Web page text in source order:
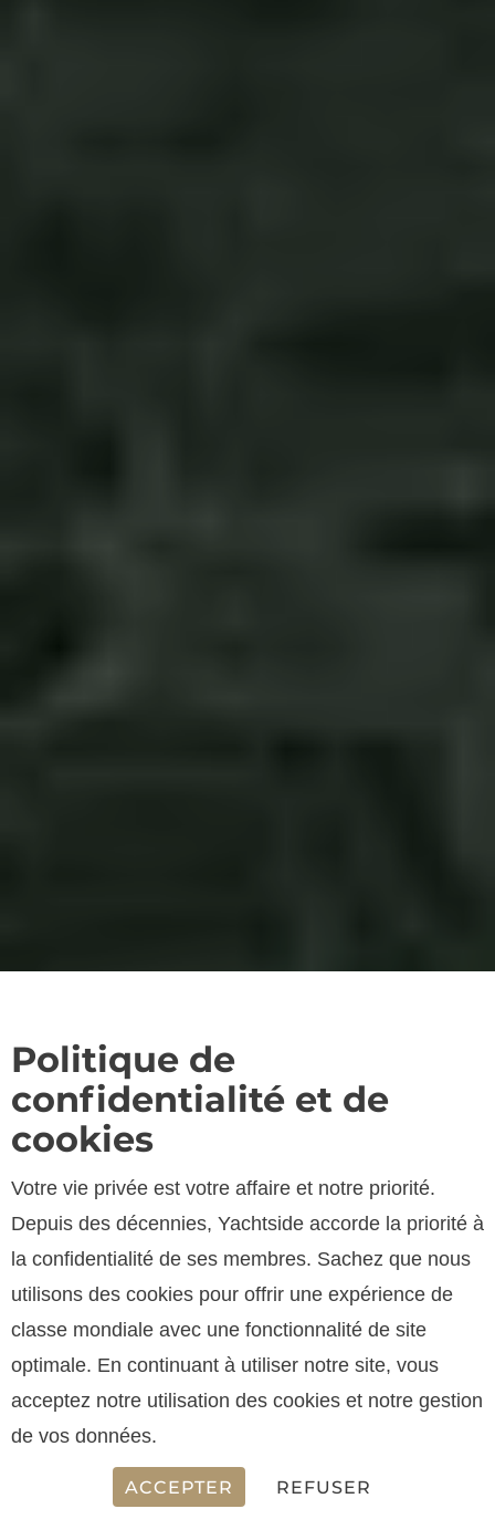
SPECIFICATIONS
LONGUEUR
14.63 m
Politique de
confidentialité et de
cookies
Votre vie privée est votre affaire et notre priorité.
Depuis des décennies, Yachtside accorde la priorité à
la confidentialité de ses membres. Sachez que nous
utilisons des cookies pour offrir une expérience de
classe mondiale avec une fonctionnalité de site
optimale. En continuant à utiliser notre site, vous
acceptez notre utilisation des cookies et notre gestion
de vos données.
ACCEPTER REFUSER